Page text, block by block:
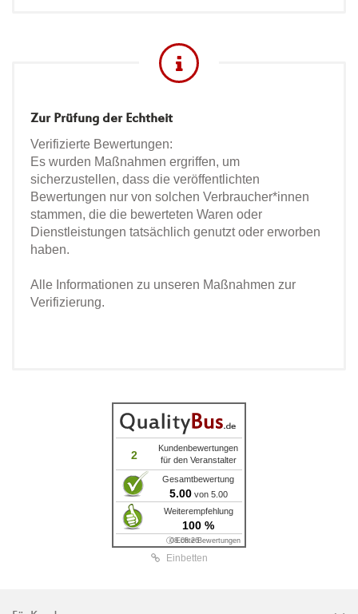
Zur Prüfung der Echtheit
Verifizierte Bewertungen:
Es wurden Maßnahmen ergriffen, um
sicherzustellen, dass die veröffentlichten
Bewertungen nur von solchen Verbraucher*innen
stammen, die die bewerteten Waren oder
Dienstleistungen tatsächlich genutzt oder erworben
haben.
Alle Informationen zu unseren Maßnahmen zur
Verifizierung.
2
Kundenbewertungen
für den Veranstalter
Gesamtbewertung
5.00von 5.00
Weiterempfehlung
100 %
08.08.26
ⓘ Echte Bewertungen
Einbetten